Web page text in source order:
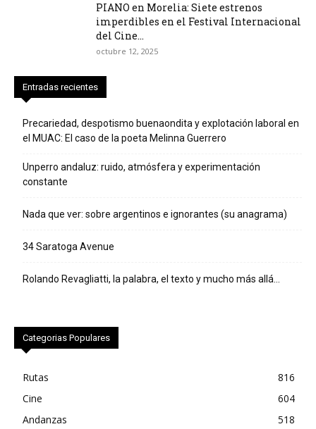
PIANO en Morelia: Siete estrenos
imperdibles en el Festival Internacional
del Cine...
octubre 12, 2025
Entradas recientes
Precariedad, despotismo buenaondita y explotación laboral en
el MUAC: El caso de la poeta Melinna Guerrero
Unperro andaluz: ruido, atmósfera y experimentación
constante
Nada que ver: sobre argentinos e ignorantes (su anagrama)
34 Saratoga Avenue
Rolando Revagliatti, la palabra, el texto y mucho más allá…
Categorias Populares
Rutas
816
Cine
604
Andanzas
518